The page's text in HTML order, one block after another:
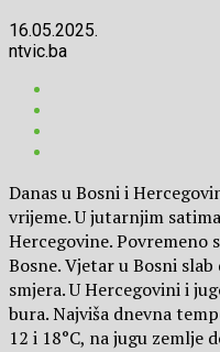
16.05.2025.
ntvic.ba
Danas u Bosni i
vrijeme. U jutarnjim
Hercegovine. Povremeno
Bosne. Vjetar u Bosni
smjera. U Hercegovini i
bura. Najviša dnevna
12 i 18°C, na jugu zemlje